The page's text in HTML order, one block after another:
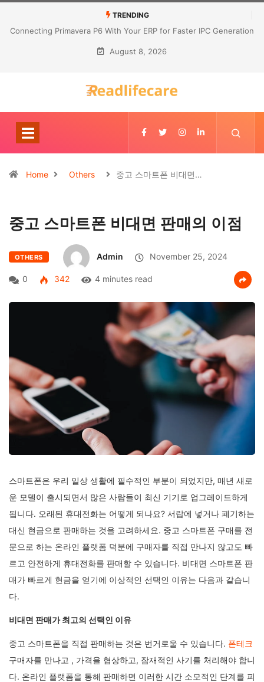
TRENDING
Connecting Primavera P6 With Your ERP for Faster IPC Generation
August 8, 2026
Home Others 중고 스마트폰 비대면…
중고 스마트폰 비대면 판매의 이점
OTHERS Admin November 25, 2024
0 342 4 minutes read
스마트폰은 우리 일상 생활에 필수적인 부분이 되었지만, 매년 새로
운 모델이 출시되면서 많은 사람들이 최신 기기로 업그레이드하게
됩니다. 오래된 휴대전화는 어떻게 되나요? 서랍에 넣거나 폐기하는
대신 현금으로 판매하는 것을 고려하세요. 중고 스마트폰 구매를 전
문으로 하는 온라인 플랫폼 덕분에 구매자를 직접 만나지 않고도 빠
르고 안전하게 휴대전화를 판매할 수 있습니다. 비대면 스마트폰 판
매가 빠르게 현금을 얻기에 이상적인 선택인 이유는 다음과 같습니
다.
비대면 판매가 최고의 선택인 이유
중고 스마트폰을 직접 판매하는 것은 번거로울 수 있습니다. 폰테크
구매자를 만나고 , 가격을 협상하고, 잠재적인 사기를 처리해야 합니
다. 온라인 플랫폼을 통해 판매하면 이러한 시간 소모적인 단계를 피